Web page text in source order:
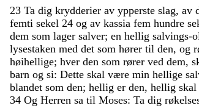
23 Ta dig krydderier av ypperste slag, av
femti sekel 24 og av kassia fem hundre
dem som lager salver; en hellig salvings-
lysestaken med det som hører til den, og
høihellige; hver den som rører ved dem,
barn og si: Dette skal være min hellige
blandet som den; hellig er den, hellig skal
34 Og Herren sa til Moses: Ta dig